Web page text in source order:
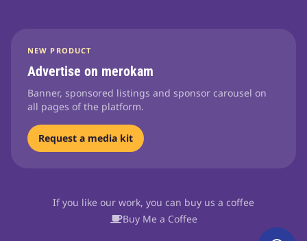
NEW PRODUCT
Advertise on merokam
Banner, sponsored listings and sponsor carousel on
all pages of the platform.
Request a media kit
If you like our work, you can buy us a coffee
Buy Me a Coffee